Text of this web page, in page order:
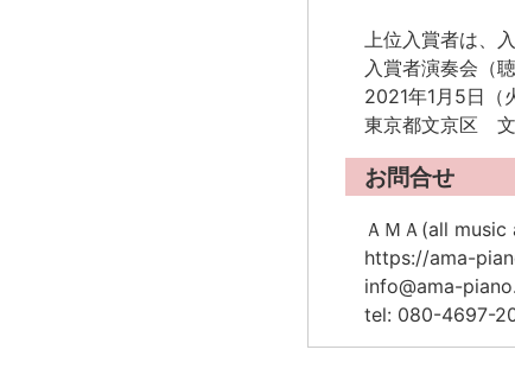
上位入賞者は、
入賞者演奏会（
2021年1月5日（
東京都文京区 文
お問合せ
ＡＭＡ(all
https://ama-
info@ama-
tel: 080-4697-